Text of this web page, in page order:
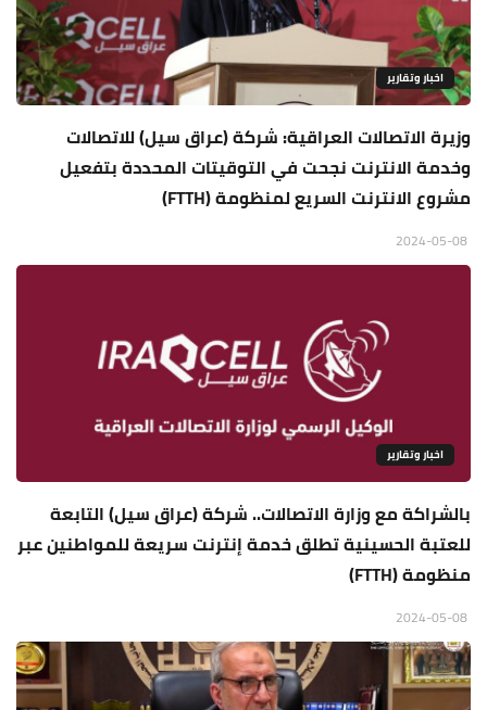
اخبار وتقارير
وزيرة الاتصالات العراقية: شركة (عراق سيل) للاتصالات
وخدمة الانترنت نجحت في التوقيتات المحددة بتفعيل
مشروع الانترنت السريع لمنظومة (FTTH)
اخبار وتقارير
بالشراكة مع وزارة الاتصالات.. شركة (عراق سيل) التابعة
للعتبة الحسينية تطلق خدمة إنترنت سريعة للمواطنين عبر
منظومة (FTTH)